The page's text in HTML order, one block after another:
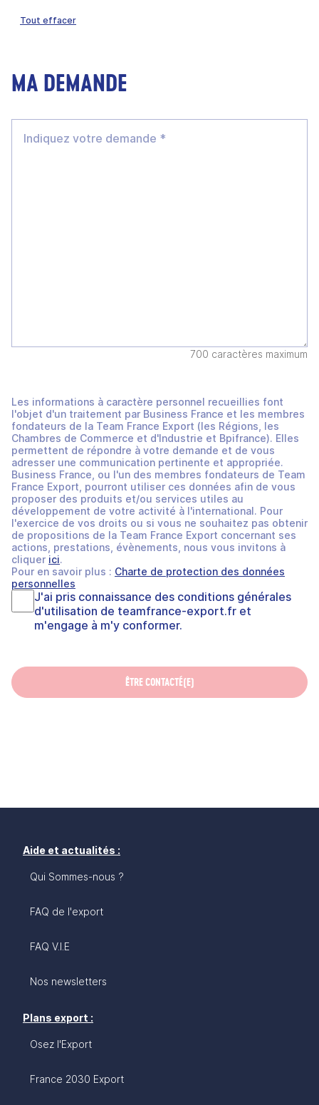
Tout effacer
MA DEMANDE
700 caractères maximum
Les informations à caractère personnel recueillies font
l'objet d'un traitement par Business France et les membres
fondateurs de la Team France Export (les Régions, les
Chambres de Commerce et d'Industrie et Bpifrance). Elles
permettent de répondre à votre demande et de vous
adresser une communication pertinente et appropriée.
Business France, ou l'un des membres fondateurs de Team
France Export, pourront utiliser ces données afin de vous
proposer des produits et/ou services utiles au
développement de votre activité à l'international. Pour
l'exercice de vos droits ou si vous ne souhaitez pas obtenir
de propositions de la Team France Export concernant ses
actions, prestations, évènements, nous vous invitons à
cliquer ici.
Pour en savoir plus : Charte de protection des données
personnelles
J'ai pris connaissance des conditions générales
d'utilisation de teamfrance-export.fr et
m'engage à m'y conformer.
ÊTRE CONTACTÉ(E)
Aide et actualités :
Qui Sommes-nous ?
FAQ de l'export
FAQ V.I.E
Nos newsletters
Plans export :
Osez l'Export
France 2030 Export